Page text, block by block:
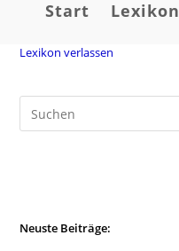
Start Lexikon
Lexikon verlassen
Neuste Beiträge: